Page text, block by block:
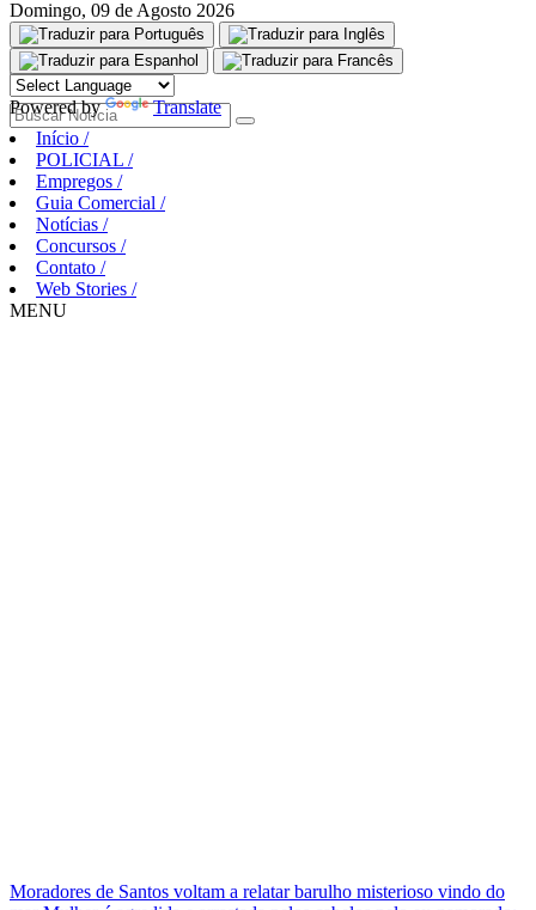
Aguarde, carregando...
Domingo, 09 de Agosto 2026
Powered by
Translate
Início /
POLICIAL /
Empregos /
Guia Comercial /
Notícias /
Concursos /
Contato /
Web Stories /
MENU
Moradores de Santos voltam a relatar barulho misterioso vindo do